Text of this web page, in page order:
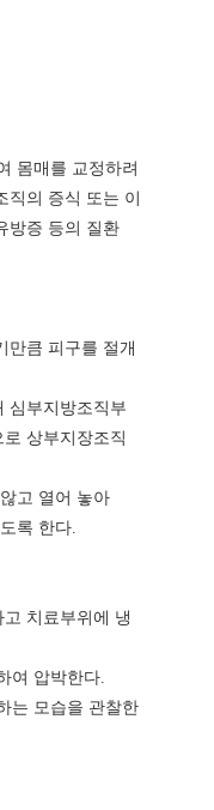
몸매를 교정하려
의 증식 또는 이
방증 등의 질환
큼 피구를 절개
심부지방조직부
상부지장조직
고 열어 놓아
록 한다.
치료부위에 냉
여 압박한다.
는 모습을 관찰한